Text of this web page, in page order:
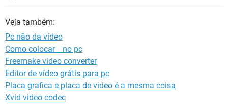
Veja também:
Pc não da vídeo
Como colocar _ no pc
Freemake video converter
Editor de vídeo grátis para pc
Placa grafica e placa de video é a mesma coisa
Xvid video codec